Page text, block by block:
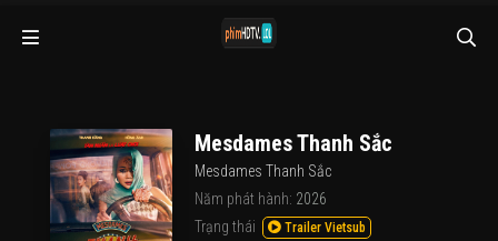
Mesdames Thanh Sắc
Mesdames Thanh Sắc
Năm phát hành: 2026
Trạng thái
Trailer Vietsub